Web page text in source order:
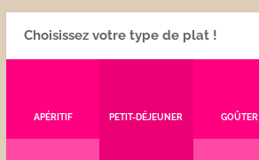
Choisissez votre type de plat !
APÉRITIF PETIT-DÉJEUNER GOÛTER